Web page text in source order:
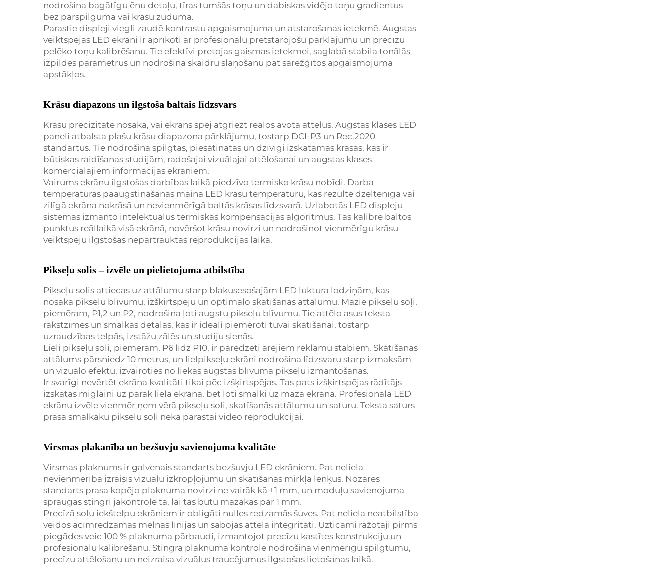
nodrošina bagātīgu ēnu detaļu, tīras tumšās toņu un dabiskas vidējo toņu gradientus
bez pārspilguma vai krāsu zuduma.
Parastie displeji viegli zaudē kontrastu apgaismojuma un atstarošanas ietekmē. Augstas
veiktspējas LED ekrāni ir aprīkoti ar profesionālu pretstarojošu pārklājumu un precīzu
pelēko toņu kalibrēšanu. Tie efektīvi pretojas gaismas ietekmei, saglabā stabila tonālās
izpildes parametrus un nodrošina skaidru slāņošanu pat sarežģītos apgaismojuma
apstākļos.
Krāsu diapazons un ilgstoša baltais līdzsvars
Krāsu precizitāte nosaka, vai ekrāns spēj atgriezt reālos avota attēlus. Augstas klases LED
paneli atbalsta plašu krāsu diapazona pārklājumu, tostarp DCI-P3 un Rec.2020
standartus. Tie nodrošina spilgtas, piesātinātas un dzīvīgi izskatāmās krāsas, kas ir
būtiskas raidīšanas studijām, radošajai vizuālajai attēlošanai un augstas klases
komerciālajiem informācijas ekrāniem.
Vairums ekrānu ilgstošas darbības laikā piedzīvo termisko krāsu nobīdi. Darba
temperatūras paaugstināšanās maina LED krāsu temperatūru, kas rezultē dzeltenīgā vai
zilīgā ekrāna nokrāsā un nevienmērīgā baltās krāsas līdzsvarā. Uzlabotās LED displeju
sistēmas izmanto intelektuālus termiskās kompensācijas algoritmus. Tās kalibrē baltos
punktus reāllaikā visā ekrānā, novēršot krāsu novirzi un nodrošinot vienmērīgu krāsu
veiktspēju ilgstošas nepārtrauktas reprodukcijas laikā.
Pikseļu solis – izvēle un pielietojuma atbilstība
Pikseļu solis attiecas uz attālumu starp blakusesošajām LED luktura lodziņām, kas
nosaka pikseļu blīvumu, izšķirtspēju un optimālo skatīšanās attālumu. Mazie pikseļu soļi,
piemēram, P1,2 un P2, nodrošina ļoti augstu pikseļu blīvumu. Tie attēlo asus teksta
rakstzīmes un smalkas detaļas, kas ir ideāli piemēroti tuvai skatīšanai, tostarp
uzraudzības telpās, izstāžu zālēs un studiju sienās.
Lieli pikseļu soļi, piemēram, P6 līdz P10, ir paredzēti ārējiem reklāmu stabiem. Skatīšanās
attālums pārsniedz 10 metrus, un lielpikseļu ekrāni nodrošina līdzsvaru starp izmaksām
un vizuālo efektu, izvairoties no liekas augstas blīvuma pikseļu izmantošanas.
Ir svarīgi nevērtēt ekrāna kvalitāti tikai pēc izšķirtspējas. Tas pats izšķirtspējas rādītājs
izskatās miglaini uz pārāk liela ekrāna, bet ļoti smalki uz maza ekrāna. Profesionāla LED
ekrānu izvēle vienmēr ņem vērā pikseļu soli, skatīšanās attālumu un saturu. Teksta saturs
prasa smalkāku pikseļu soli nekā parastai video reprodukcijai.
Virsmas plakanība un bezšuvju savienojuma kvalitāte
Virsmas plaknums ir galvenais standarts bezšuvju LED ekrāniem. Pat neliela
nevienmērība izraisīs vizuālu izkropļojumu un skatīšanās mirkļa leņķus. Nozares
standarts prasa kopējo plaknuma novirzi ne vairāk kā ±1 mm, un moduļu savienojuma
spraugas stingri jākontrolē tā, lai tās būtu mazākas par 1 mm.
Precīzā solu iekštelpu ekrāniem ir obligāti nulles redzamās šuves. Pat neliela neatbilstība
veidos acīmredzamas melnas līnijas un sabojās attēla integritāti. Uzticami ražotāji pirms
piegādes veic 100 % plaknuma pārbaudi, izmantojot precīzu kastītes konstrukciju un
profesionālu kalibrēšanu. Stingra plaknuma kontrole nodrošina vienmērīgu spilgtumu,
precīzu attēlošanu un neizraisa vizuālus traucējumus ilgstošas lietošanas laikā.